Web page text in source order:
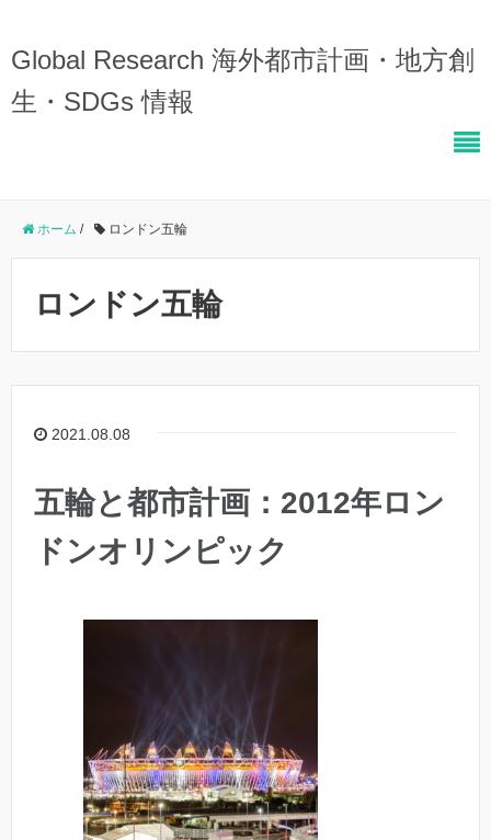
Global Research 海外都市計画・地方創
生・SDGs 情報
ホーム / ロンドン五輪
ロンドン五輪
2021.08.08
五輪と都市計画：2012年ロン
ドンオリンピック